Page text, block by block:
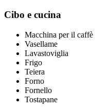
Cibo e cucina
Macchina per il caffè
Vasellame
Lavastoviglia
Frigo
Teiera
Forno
Fornello
Tostapane